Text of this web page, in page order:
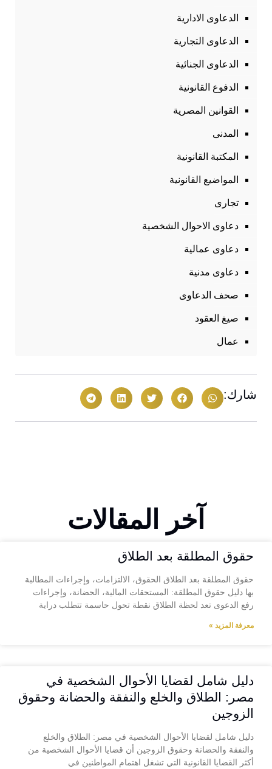
الدعاوى الادارية
الدعاوى التجارية
الدعاوى الجنائية
الدفوع القانونية
القوانين المصرية
المدنى
المكتبة القانونية
المواضيع القانونية
تجارى
دعاوى الاحوال الشخصية
دعاوى عمالية
دعاوى مدنية
صحف الدعاوى
صيغ العقود
عمال
شارك:
آخر المقالات
حقوق المطلقة بعد الطلاق
حقوق المطلقة بعد الطلاق الحقوق، الالتزامات، وإجراءات المطالبة
بها دليل حقوق المطلقة: المستحقات المالية، الحضانة، وإجراءات
رفع الدعوى تعد لحظة الطلاق نقطة تحول حاسمة تتطلب دراية
معرفة المزيد »
دليل شامل لقضايا الأحوال الشخصية في
مصر: الطلاق والخلع والنفقة والحضانة وحقوق
الزوجين
دليل شامل لقضايا الأحوال الشخصية في مصر: الطلاق والخلع
والنفقة والحضانة وحقوق الزوجين أن قضايا الأحوال الشخصية من
أكثر القضايا القانونية التي تشغل اهتمام المواطنين في